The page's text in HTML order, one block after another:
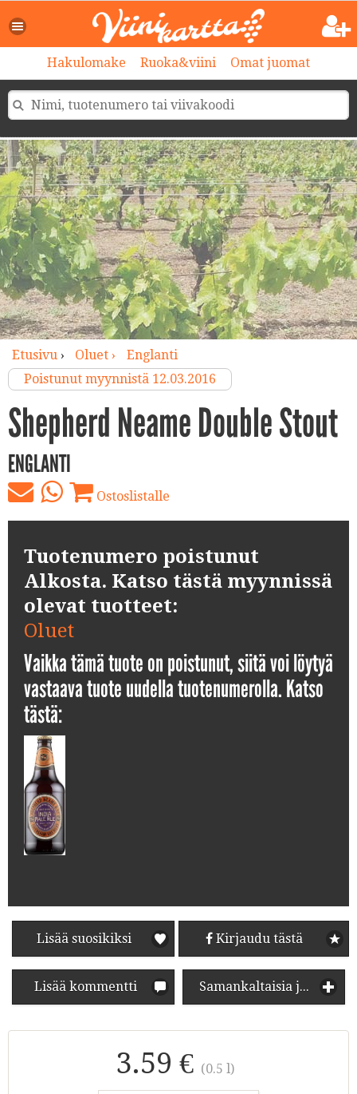
Hakulomake Ruoka&viini Omat juomat
Etusivu› Oluet ›
Englanti
Poistunut myynnistä 12.03.2016
Shepherd Neame Double Stout
ENGLANTI
Ostoslistalle
Tuotenumero poistunut
Alkosta. Katso tästä myynnissä
olevat tuotteet:
Oluet
Vaikka tämä tuote on poistunut, siitä voi löytyä
vastaava tuote uudella tuotenumerolla. Katso
tästä:
Lisää suosikiksi Kirjaudu tästä
Lisää kommentti Samankaltaisia juomia
3.59 € (0.5 l)